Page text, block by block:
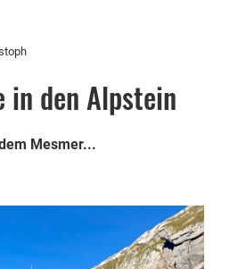
in den Alpstein
Mesmer...